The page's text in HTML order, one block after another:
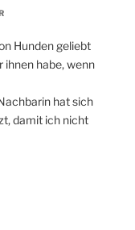
Hunden geliebt
ihnen habe, wenn
hat sich
damit ich nicht